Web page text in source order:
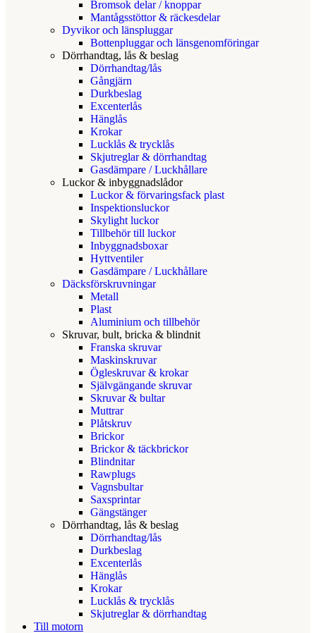
Bromsok delar / knoppar
Mantågsstöttor & räckesdelar
Dyvikor och länspluggar
Bottenpluggar och länsgenomföringar
Dörrhandtag, lås & beslag
Dörrhandtag/lås
Gångjärn
Durkbeslag
Excenterlås
Hänglås
Krokar
Lucklås & trycklås
Skjutreglar & dörrhandtag
Gasdämpare / Luckhållare
Luckor & inbyggnadslådor
Luckor & förvaringsfack plast
Inspektionsluckor
Skylight luckor
Tillbehör till luckor
Inbyggnadsboxar
Hyttventiler
Gasdämpare / Luckhållare
Däcksförskruvningar
Metall
Plast
Aluminium och tillbehör
Skruvar, bult, bricka & blindnit
Franska skruvar
Maskinskruvar
Ögleskruvar & krokar
Självgängande skruvar
Skruvar & bultar
Muttrar
Plåtskruv
Brickor
Brickor & täckbrickor
Blindnitar
Rawplugs
Vagnsbultar
Saxsprintar
Gängstänger
Dörrhandtag, lås & beslag
Dörrhandtag/lås
Durkbeslag
Excenterlås
Hänglås
Krokar
Lucklås & trycklås
Skjutreglar & dörrhandtag
Till motorn